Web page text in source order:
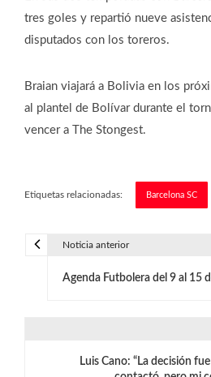
tres goles y repartió nueve
disputados con los toreros.
Braian viajará a Bolivia en los
al plantel de Bolívar durante el
vencer a The Stongest.
Etiquetas relacionadas: Barcelona SC
Noticia anterior
Agenda Futbolera del 9 al 15
Luis Cano: “La decisión